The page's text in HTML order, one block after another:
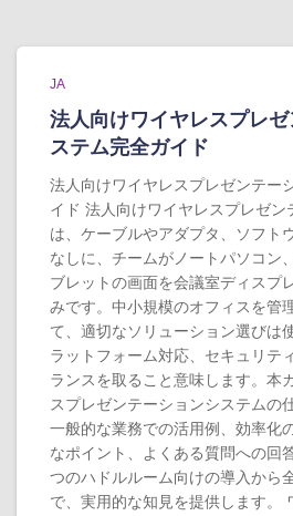
JA
法人向けワイヤレスプレ
ステム完全ガイド
法人向けワイヤレスプレゼンテー
イド 法人向けワイヤレスプレゼン
は、ケーブルやアダプタ、ソフト
なしに、チームがノートパソコン
ブレットの画面を会議室ディスプ
みです。中小規模のオフィスを管
て、適切なソリューション選びは
ラットフォーム対応、セキュリテ
ランスを取ること意味します。本
スプレゼンテーションシステムの
一般的な業務での活用例、効率化
なポイント、よくある質問への回
つのハドルルーム向けの導入から
で、実用的な知見を提供します。